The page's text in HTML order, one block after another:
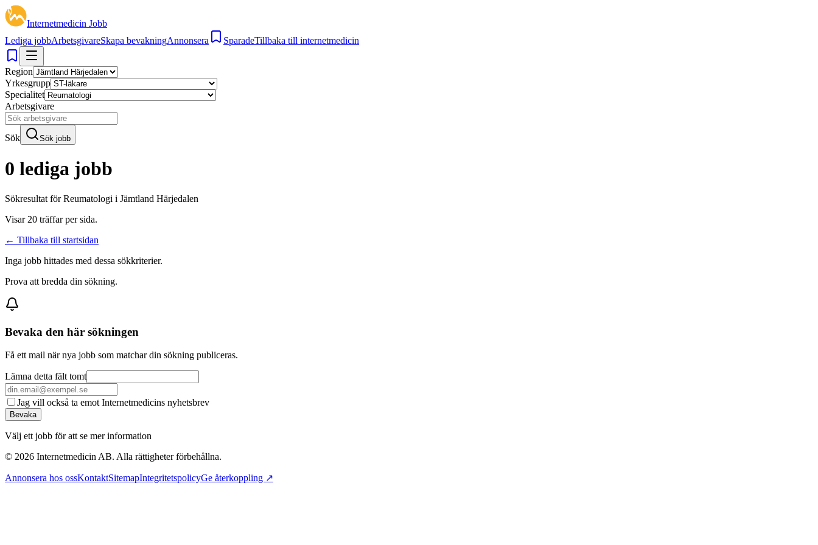
Internetmedicin Jobb
Lediga jobbArbetsgivareSkapa bevakningAnnonsera SparadeTillbaka till internetmedicin
Region
Yrkesgrupp
Specialitet
Arbetsgivare
Sök Sök jobb
0 lediga jobb
Sökresultat förReumatologi i Jämtland Härjedalen
Visar 20 träffar per sida.
← Tillbaka till startsidan
Inga jobb hittades med dessa sökkriterier.
Prova att bredda din sökning.
Bevaka den här sökningen
Få ett mail när nya jobb som matchar din sökning publiceras.
Lämna detta fält tomt
Jag vill också ta emot Internetmedicins nyhetsbrev
Bevaka
Välj ett jobb för att se mer information
© 2026 Internetmedicin AB. Alla rättigheter förbehållna.
Annonsera hos ossKontaktSitemapIntegritetspolicyGe återkoppling ↗